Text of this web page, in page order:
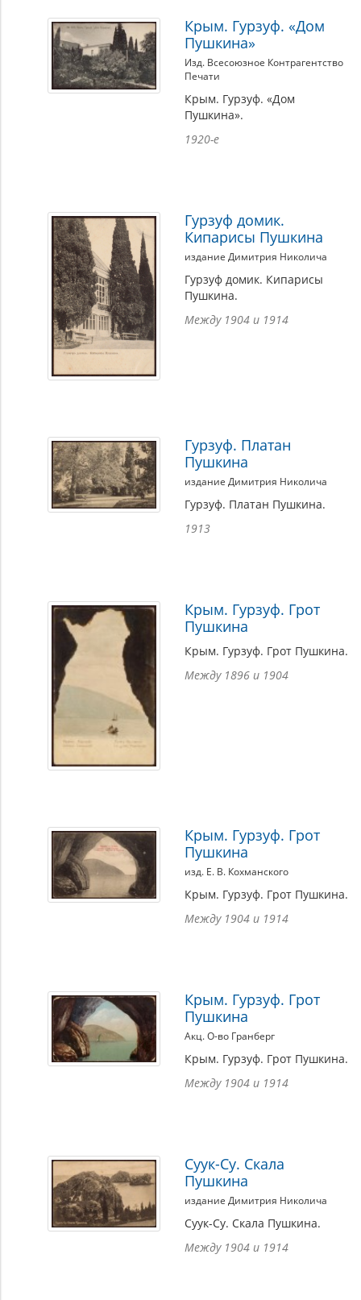
Крым. Гурзуф. «Дом
Пушкина»
Изд. Всесоюзное Контрагентство
Печати
Крым. Гурзуф. «Дом
Пушкина».
1920-е
Гурзуф домик.
Кипарисы Пушкина
издание Димитрия Николича
Гурзуф домик. Кипарисы
Пушкина.
Между 1904 и 1914
Гурзуф. Платан
Пушкина
издание Димитрия Николича
Гурзуф. Платан Пушкина.
1913
Крым. Гурзуф. Грот
Пушкина
Крым. Гурзуф. Грот Пушкина.
Между 1896 и 1904
Крым. Гурзуф. Грот
Пушкина
изд. Е. В. Кохманского
Крым. Гурзуф. Грот Пушкина.
Между 1904 и 1914
Крым. Гурзуф. Грот
Пушкина
Акц. О-во Гранберг
Крым. Гурзуф. Грот Пушкина.
Между 1904 и 1914
Суук-Су. Скала
Пушкина
издание Димитрия Николича
Суук-Су. Скала Пушкина.
Между 1904 и 1914